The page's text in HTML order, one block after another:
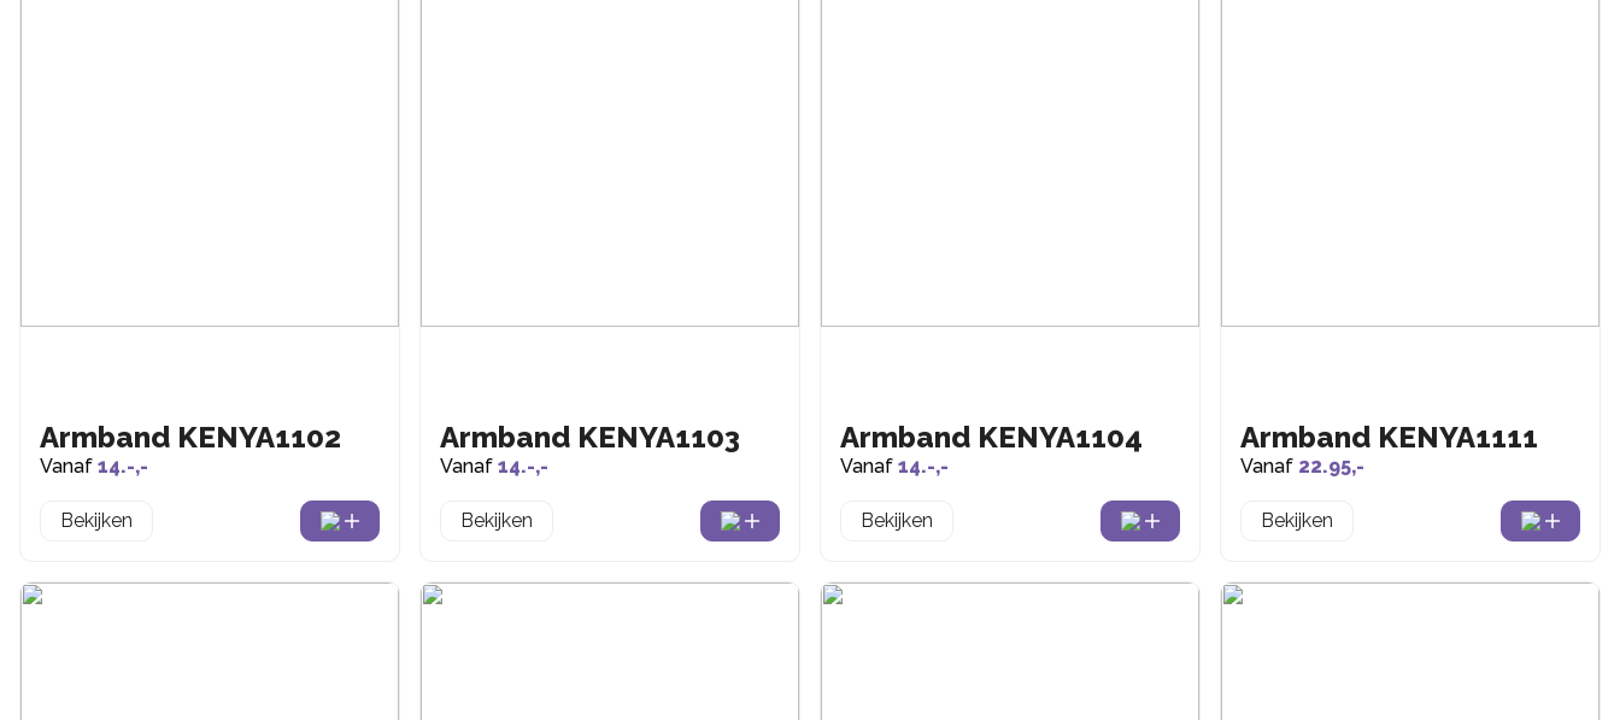
Armband KENYA1102
Vanaf 14.-,-
Bekijken
Armband KENYA1103
Vanaf 14.-,-
Bekijken
Armband KENYA1104
Vanaf 14.-,-
Bekijken
Armband KENYA1111
Vanaf 22.95,-
Bekijken